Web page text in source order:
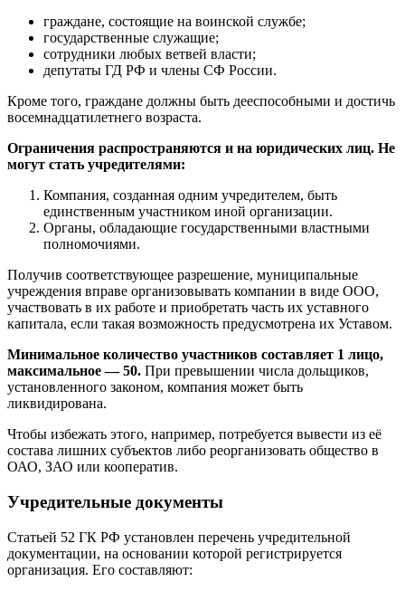
граждане, состоящие на воинской службе;
государственные служащие;
сотрудники любых ветвей власти;
депутаты ГД РФ и члены СФ России.
Кроме того, граждане должны быть дееспособными и достичь
восемнадцатилетнего возраста.
Ограничения распространяются и на юридических лиц. Не
могут стать учредителями:
Компания, созданная одним учредителем, быть
единственным участником иной организации.
Органы, обладающие государственными властными
полномочиями.
Получив соответствующее разрешение, муниципальные
учреждения вправе организовывать компании в виде ООО,
участвовать в их работе и приобретать часть их уставного
капитала, если такая возможность предусмотрена их Уставом.
Минимальное количество участников составляет 1 лицо,
максимальное — 50. При превышении числа дольщиков,
установленного законом, компания может быть
ликвидирована.
Чтобы избежать этого, например, потребуется вывести из её
состава лишних субъектов либо реорганизовать общество в
ОАО, ЗАО или кооператив.
Учредительные документы
Статьей 52 ГК РФ установлен перечень учредительной
документации, на основании которой регистрируется
организация. Его составляют: